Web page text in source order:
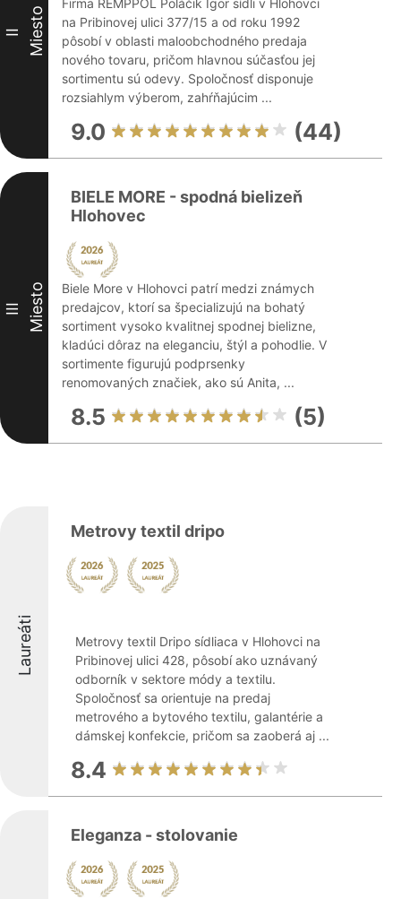
II Miesto
Firma REMPPOL Poláčik Igor sídli v Hlohovci
na Pribinovej ulici 377/15 a od roku 1992
pôsobí v oblasti maloobchodného predaja
nového tovaru, pričom hlavnou súčasťou jej
sortimentu sú odevy. Spoločnosť disponuje
rozsiahlym výberom, zahŕňajúcim ...
9.0 (44)
III Miesto
BIELE MORE - spodná bielizeň
Hlohovec
Biele More v Hlohovci patrí medzi známych
predajcov, ktorí sa špecializujú na bohatý
sortiment vysoko kvalitnej spodnej bielizne,
kladúci dôraz na eleganciu, štýl a pohodlie. V
sortimente figurujú podprsenky
renomovaných značiek, ako sú Anita, ...
8.5 (5)
Laureáti
Metrovy textil dripo
Metrovy textil Dripo sídliaca v Hlohovci na
Pribinovej ulici 428, pôsobí ako uznávaný
odborník v sektore módy a textilu.
Spoločnosť sa orientuje na predaj
metrového a bytového textilu, galantérie a
dámskej konfekcie, pričom sa zaoberá aj ...
8.4
Eleganza - stolovanie